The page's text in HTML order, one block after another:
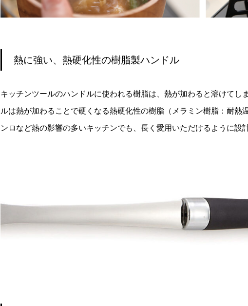
熱に強い、熱硬化性の樹脂製ハンドル
キッチンツールのハンドルに使われる樹脂は、熱が加わると溶けてし
ルは熱が加わることで硬くなる熱硬化性の樹脂（メラミン樹脂：耐
ンロなど熱の影響の多いキッチンでも、長く愛用いただけるように設